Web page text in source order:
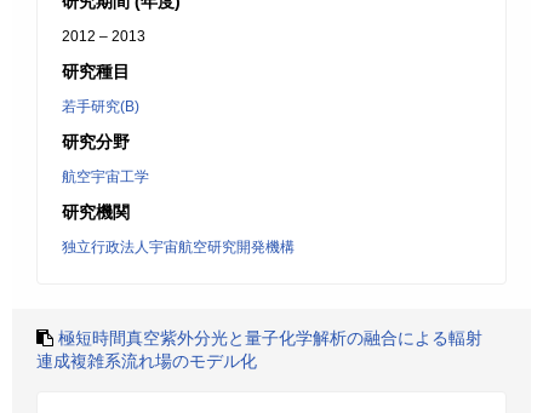
2012 – 2013
研究種目
若手研究(B)
研究分野
航空宇宙工学
研究機関
独立行政法人宇宙航空研究開発機構
極短時間真空紫外分光と量子化学解析の融合による輻射
連成複雑系流れ場のモデル化